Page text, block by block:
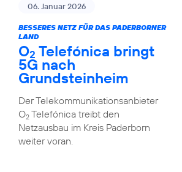
06. Januar 2026
BESSERES NETZ FÜR DAS PADERBORNER
LAND
O2 Telefónica bringt
5G nach
Grundsteinheim
Der Telekommunikationsanbieter
O2Telefónica treibt den
Netzausbau im Kreis Paderborn
weiter voran.